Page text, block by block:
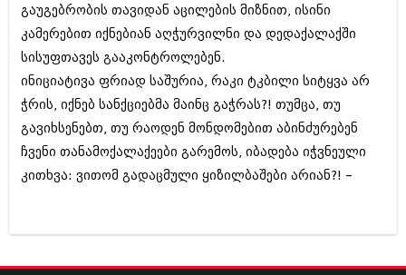
სხვადასხვა
ანონსი
არქივი
აგვისტო 2018 (162)
ივლისი 2018 (223)
ივნისი 2018 (244)
მაისი 2018 (211)
თებერვალი 2018 (208)
არქივი
ნოემბერი 2020 (103)
სექტემბერი 2020 (204)
აგვისტო 2020 (249)
ივლისი 2020 (204)
არქივის ზომის ნახვა
გაუგებრობის თავიდან აცილების მიზნით, ისინი
კამერებით იქნებიან აღჭურვილნი და დედაქალაქში
სისუფთავეს გააკონტროლებენ.
ინიციატივა ფრიად საშურია, რაკი ტკბილი სიტყვა არ
ჭრის, იქნებ სანქციებმა მაინც გაჭრას?! თუმცა, თუ
გავიხსენებთ, თუ რაოდენ მონდომებით აბინძურებენ
ჩვენი თანამოქალაქეები გარემოს, იბადება იჭვნეული
კითხვა: ვითომ გადაცმული ყიზილბაშები არიან?! –